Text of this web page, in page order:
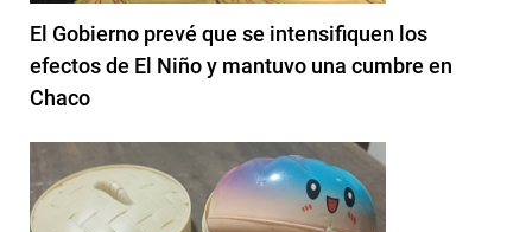
El Gobierno prevé que se intensifiquen los
efectos de El Niño y mantuvo una cumbre en
Chaco